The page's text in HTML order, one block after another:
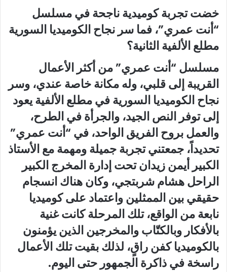
خضت تجربة كوميدية ناجحة في مسلسل
“أنت عمري”، فما سر نجاح الكوميديا السورية
مطلع الألفية الثانية؟
مسلسل “أنت عمري” من أكثر الأعمال
القريبة إلى قلبي، وله مكانة خاصة عندي، وسر
نجاح الكوميديا السورية في مطلع الألفية يعود
إلى توفر النص الجيد، والجرأة في الطرح،
والعمل بروح الفريق الواحد، في “أنت عمري”
تحديداً، جمعتني تجربة جميلة ومهمة مع الأستاذ
الكبير أيمن زيدان تحت إدارة المخرج الكبير
الراحل هشام شربتجي، وكان هناك انسجام
حقيقي بين الممثلين واعتماد على كوميديا
نابعة من الواقع، تلك المرحلة كانت غنية
بالأفكار وبالكتّاب والمخرجين الذين يؤمنون
بالكوميديا كفن راقٍ، لذلك بقيت تلك الأعمال
راسخة في ذاكرة الجمهور حتى اليوم.